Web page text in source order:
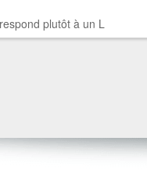
plutôt à un L